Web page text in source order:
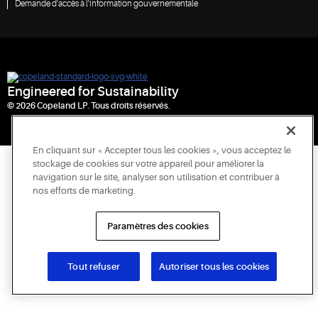
Demande d'accès à l'information gouvernementale
Engineered for Sustainability
© 2026 Copeland LP. Tous droits réservés.
En cliquant sur « Accepter tous les cookies », vous acceptez le
stockage de cookies sur votre appareil pour améliorer la
navigation sur le site, analyser son utilisation et contribuer à
nos efforts de marketing.
Paramètres des cookies
Tout refuser Autoriser tous les cookies